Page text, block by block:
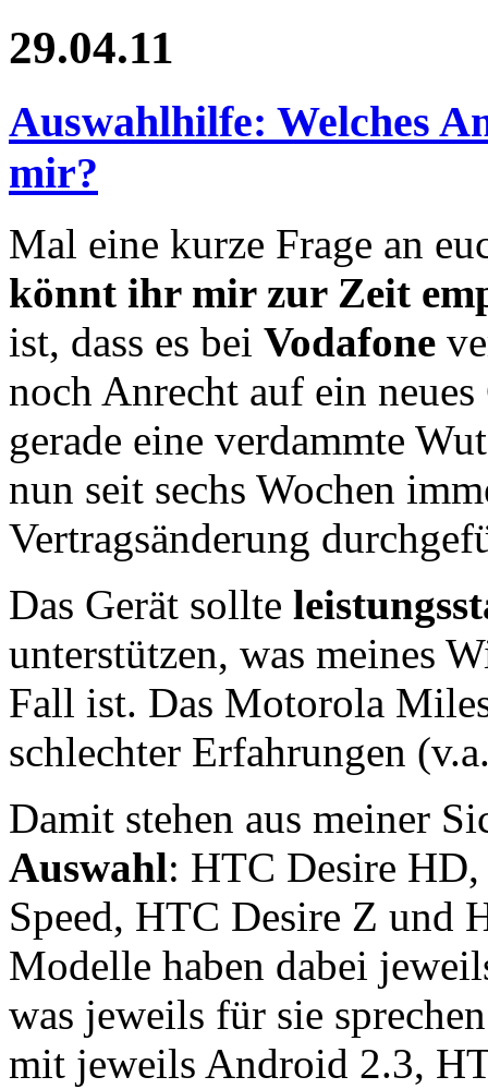
29.04.11
Auswahlhilfe: Welches
mir?
Mal eine kurze Frage an
könnt ihr mir zur Zeit
ist, dass es bei Vodafone
noch Anrecht auf ein
gerade eine verdammte
nun seit sechs Wochen
Vertragsänderung
Das Gerät sollte
unterstützen, was meines
Fall ist. Das Motorola
schlechter Erfahrungen
Damit stehen aus meiner
Auswahl: HTC Desire
Speed, HTC Desire Z und
Modelle haben dabei
was jeweils für sie
mit jeweils Android 2.3,